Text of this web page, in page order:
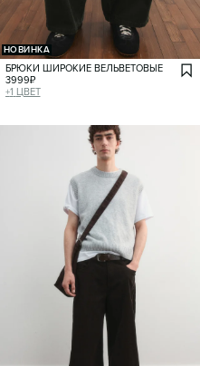
НОВИНКА
БРЮКИ ШИРОКИЕ ВЕЛЬВЕТОВЫЕ
3999₽
+1 ЦВЕТ